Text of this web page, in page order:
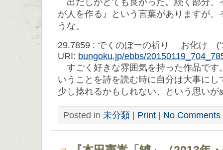
が人を作る』という言葉がありますが、
うな。
29.7859 : でくのぼーの祈り お化け
URI: bungoku.jp/ebbs/
すごく好きな雰囲気を持った作品です
いうことを詩を読む時に自分は大事にし
少し捻れるかもしれない、という思いが
Posted in 未分類 | Print | No Comments